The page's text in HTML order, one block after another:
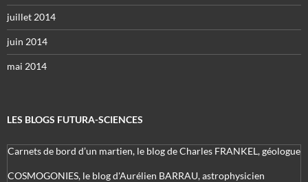
juillet 2014
juin 2014
mai 2014
LES BLOGS FUTURA-SCIENCES
Carnets de bord d’un martien, le blog de Charles FRANKEL, géologue
COSMOGONIES, le blog d'Aurélien BARRAU, astrophysicien